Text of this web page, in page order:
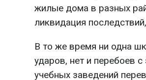
жилые дома в разных
ликвидация
В то же время ни одна
ударов, нет и перебоев
учебных заведений